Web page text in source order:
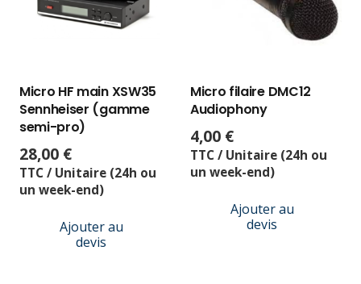
Micro HF main XSW35
Sennheiser (gamme
semi-pro)
28,00 €
TTC / Unitaire (24h ou
un week-end)
Ajouter au
devis
Micro filaire DMC12
Audiophony
4,00 €
TTC / Unitaire (24h ou
un week-end)
Ajouter au
devis